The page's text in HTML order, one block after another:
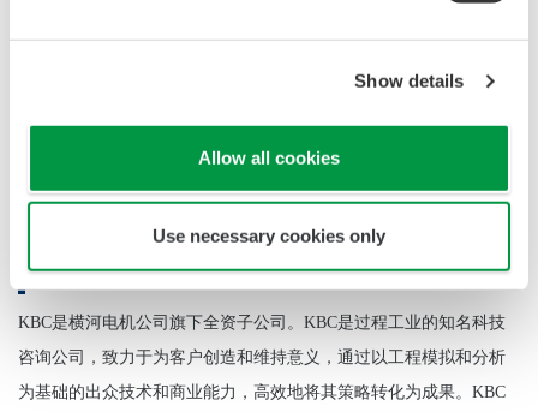
Show details
Allow all cookies
Use necessary cookies only
雪佛龙公司是良好的综合能源公司之一。 通过其在多区域开展业务
的各分支机构，该公司几乎涉及能源行业的各个方面。 雪佛龙勘
蒙市。更多相关信息，请访问：www.chevron.com .
关于KBC
KBC是横河电机公司旗下全资子公司。KBC是过程工业的知名科技
咨询公司，致力于为客户创造和维持意义，通过以工程模拟和分析
为基础的出众技术和商业能力，高效地将其策略转化为成果。KBC